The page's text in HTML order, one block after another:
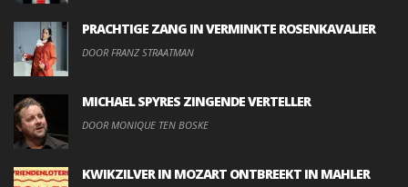
PRACHTIGE ZANG IN VERMINKTE ROSENKAVALIER
DOOR FRANZ STRAATMAN
MICHAEL SPYRES ZINGENDE VERTELLER
DOOR MONIQUE TEN BOSKE
KWIKZILVER IN MOZART ONTBREEKT IN MAHLER